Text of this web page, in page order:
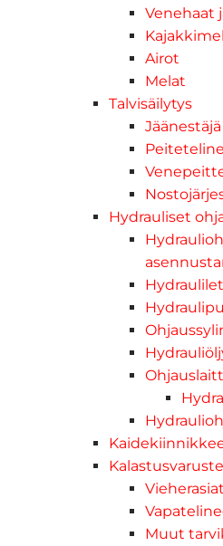
Venehaat
Airot
Melat
Talvisäilytys
Jäänestäjä
Hydrauliset
Muut